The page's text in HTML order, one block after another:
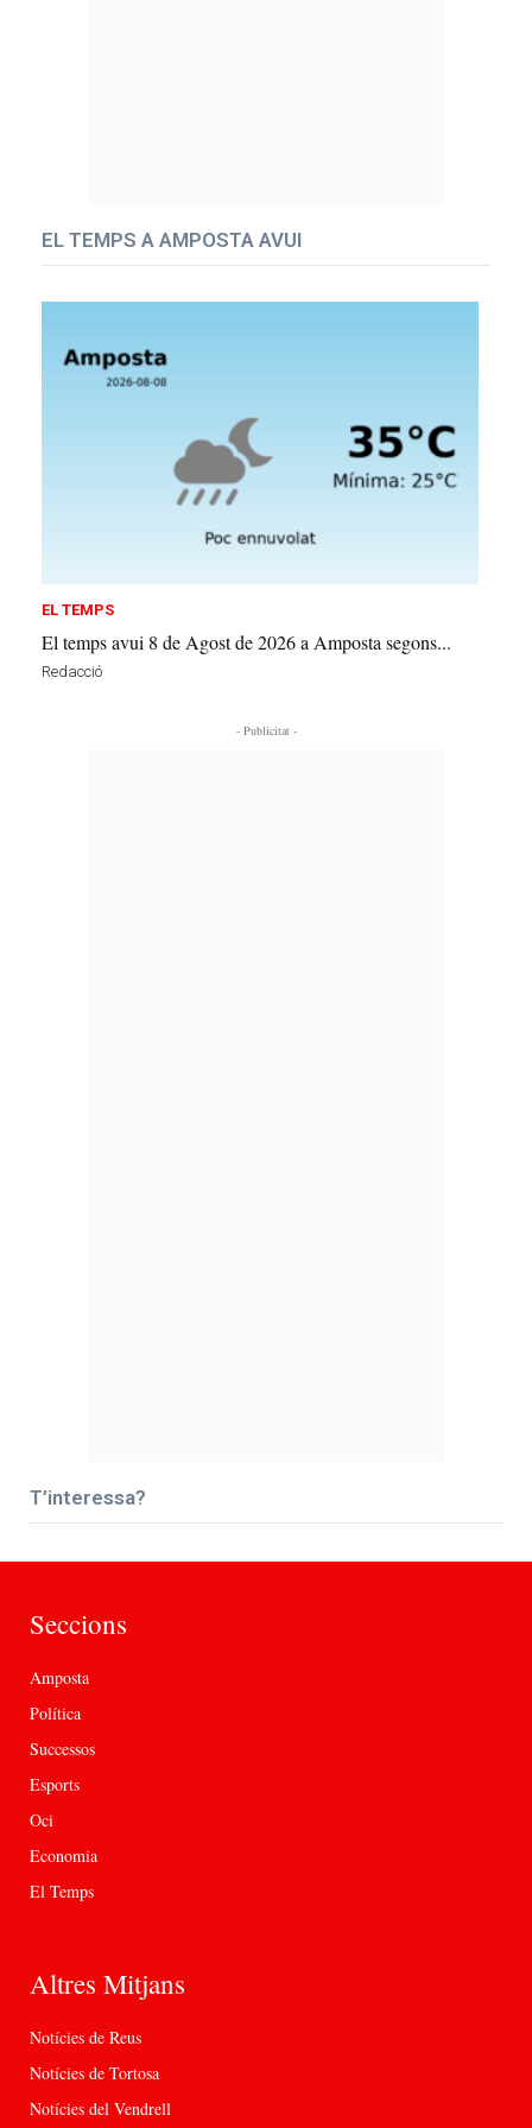
EL TEMPS A AMPOSTA AVUI
EL TEMPS
El temps avui 8 de Agost de 2026 a Amposta segons...
Redacció
- Publicitat -
T’interessa?
Seccions
Amposta
Política
Successos
Esports
Oci
Economia
El Temps
Altres Mitjans
Notícies de Reus
Notícies de Tortosa
Notícies del Vendrell